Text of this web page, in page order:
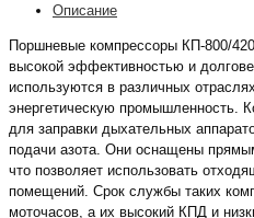
Описание
Поршневые компрессоры КП-800/
высокой эффективностью и
используются в различных
энергетическую промышленность.
для заправки дыхательных
подачи азота. Они оснащены
что позволяет использовать
помещений. Срок службы таких
моточасов, а их высокий КПД и